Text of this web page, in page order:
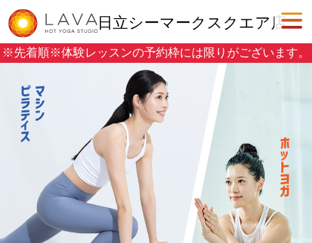
日立シーマークスクエア店
※先着順※体験レッスンの予約枠には限りがございます。